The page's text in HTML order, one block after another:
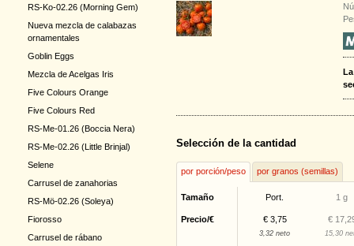
RS-Ko-02.26 (Morning Gem)
Nueva mezcla de calabazas
ornamentales
Goblin Eggs
Mezcla de Acelgas Iris
Five Colours Orange
Five Colours Red
RS-Me-01.26 (Boccia Nera)
RS-Me-02.26 (Little Brinjal)
Selene
Carrusel de zanahorias
RS-Mö-02.26 (Soleya)
Fiorosso
Carrusel de rábano
Selección de la cantidad
por porción/peso por granos (semillas)
Tamaño Port. 1 g
Precio/€ € 3,75 €
3,32 neto 15,30